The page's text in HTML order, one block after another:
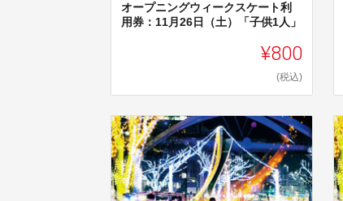
オープニングウィークスケート利
用券：11月26日（土）「子供1人」
¥800
(税込)